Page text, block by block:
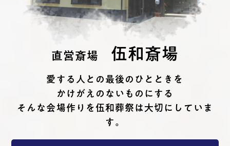
直営斎場 伍和斎場
愛する⼈との最後のひとときを
かけがえのないものにする
そんな会場作りを伍和葬祭は⼤切にしていま
す。